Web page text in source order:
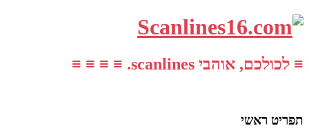
≡ לכולכם, אוהבי scanlines. ≡ ≡ ≡ ≡
תפריט ראשי